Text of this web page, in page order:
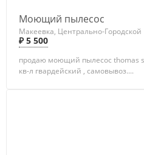
Моющий пылесос
Макеевка, Центрально-Городской
₽ 5 500
продаю моющий пылесос thomas
кв-л гвардейский , самовывоз....